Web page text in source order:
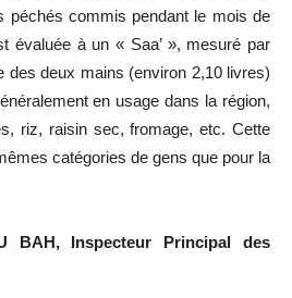
péchés commis pendant le mois de
évaluée à un « Saa’ », mesuré par
des deux mains (environ 2,10 livres)
en usage dans la région,
riz, raisin sec, fromage, etc. Cette
catégories de gens que pour la
BAH, Inspecteur Principal des